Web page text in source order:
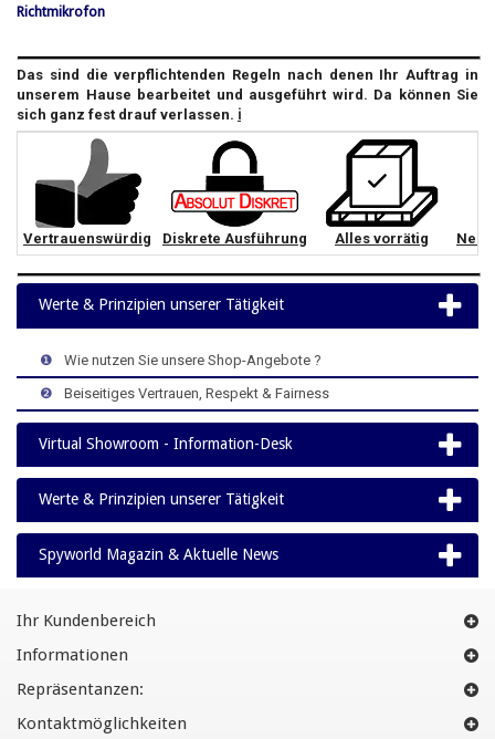
Richtmikrofon
Das sind die verpflichtenden Regeln nach denen Ihr Auftrag in
unserem Hause bearbeitet und ausgeführt wird. Da können Sie
sich ganz fest drauf verlassen. ℹ️
Vertrauenswürdig Diskrete Ausführung Alles vorrätig
Werte & Prinzipien unserer Tätigkeit
❶
Wie nutzen Sie unsere Shop-Angebote ?
❷ Beiseitiges Vertrauen, Respekt & Fairness
Virtual Showroom - Information-Desk
Werte & Prinzipien unserer Tätigkeit
Spyworld Magazin & Aktuelle News
Ihr Kundenbereich
Informationen
Repräsentanzen:
Kontaktmöglichkeiten